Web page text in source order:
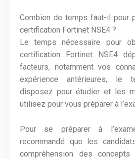
Combien de temps faut-il pour
certification Fortinet NSE4 ?
Le temps nécessaire pour
certification Fortinet NSE4
facteurs, notamment vos
expérience antérieures, le
disposez pour étudier et les
utilisez pour vous préparer à
Pour se préparer à
recommandé que les
compréhension des